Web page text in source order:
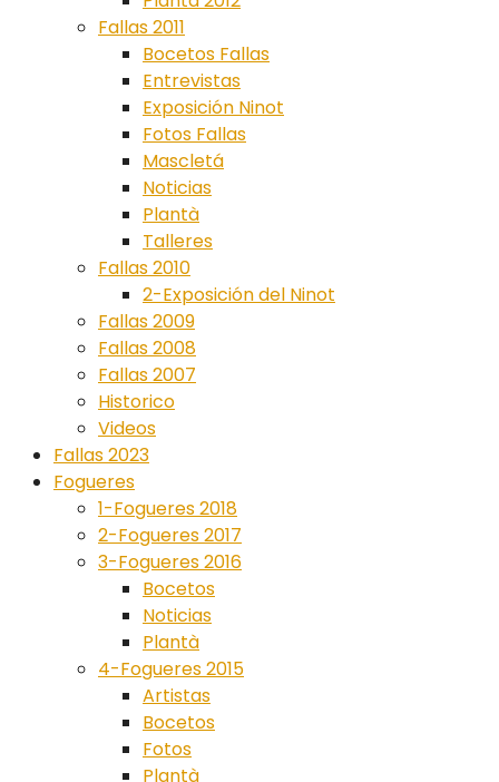
Fallas 2011
Bocetos Fallas
Entrevistas
Exposición Ninot
Fotos Fallas
Mascletá
Noticias
Plantà
Talleres
Fallas 2010
2-Exposición del Ninot
Fallas 2009
Fallas 2008
Fallas 2007
Historico
Videos
Fallas 2023
Fogueres
1-Fogueres 2018
2-Fogueres 2017
3-Fogueres 2016
Bocetos
Noticias
Plantà
4-Fogueres 2015
Artistas
Bocetos
Fotos
Plantà